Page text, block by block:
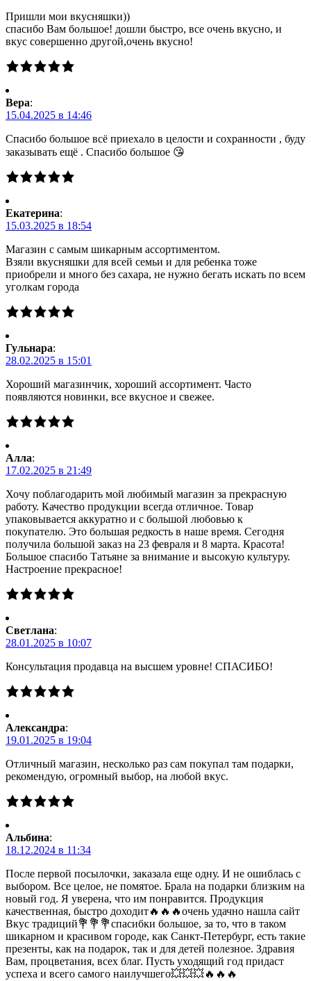
Пришли мои вкусняшки))
спасибо Вам большое! дошли быстро, все очень вкусно, и
вкус совершенно другой,очень вкусно!
Вера:
15.04.2025 в 14:46
Спасибо большое всё приехало в целости и сохранности , буду
заказывать ещё . Спасибо большое 😘
Екатерина:
15.03.2025 в 18:54
Магазин с самым шикарным ассортиментом.
Взяли вкусняшки для всей семьи и для ребенка тоже
приобрели и много без сахара, не нужно бегать искать по всем
уголкам города
Гульнара:
28.02.2025 в 15:01
Хороший магазинчик, хороший ассортимент. Часто
появляются новинки, все вкусное и свежее.
Алла:
17.02.2025 в 21:49
Хочу поблагодарить мой любимый магазин за прекрасную
работу. Качество продукции всегда отличное. Товар
упаковывается аккуратно и с большой любовью к
покупателю. Это большая редкость в наше время. Сегодня
получила большой заказ на 23 февраля и 8 марта. Красота!
Большое спасибо Татьяне за внимание и высокую культуру.
Настроение прекрасное!
Светлана:
28.01.2025 в 10:07
Консультация продавца на высшем уровне! СПАСИБО!
Александра:
19.01.2025 в 19:04
Отличный магазин, несколько раз сам покупал там подарки,
рекомендую, огромный выбор, на любой вкус.
Альбина:
18.12.2024 в 11:34
После первой посылочки, заказала еще одну. И не ошиблась с
выбором. Все целое, не помятое. Брала на подарки близким на
новый год. Я уверена, что им понравится. Продукция
качественная, быстро доходит🔥🔥🔥очень удачно нашла сайт
Вкус традиций💐💐💐спасибки большое, за то, что в таком
шикарном и красивом городе, как Санкт-Петербург, есть такие
презенты, как на подарок, так и для детей полезное. Здравия
Вам, процветания, всех благ. Пусть уходящий год придаст
успеха и всего самого наилучшего💥💥💥🔥🔥🔥